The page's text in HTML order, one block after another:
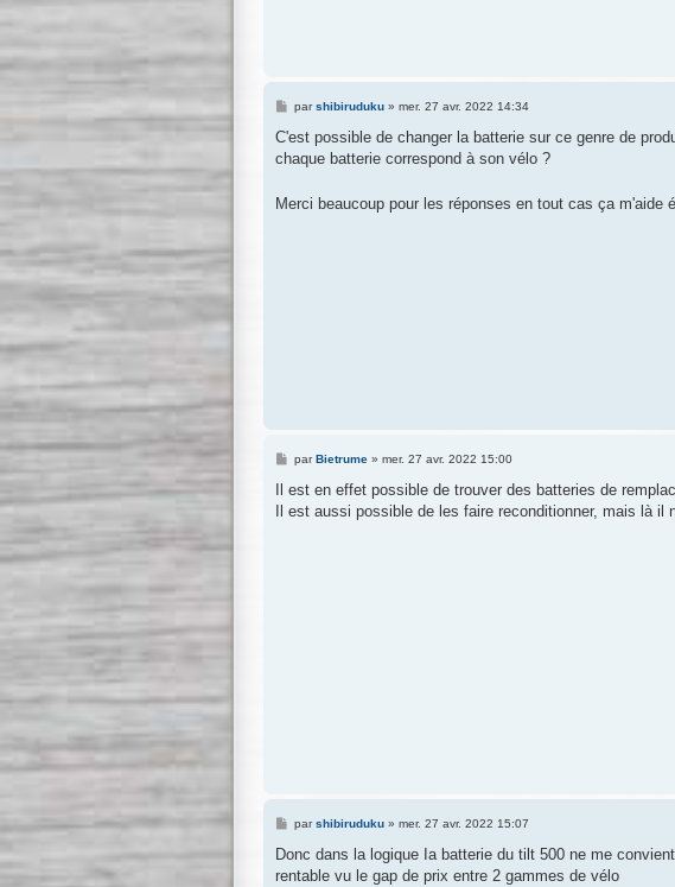
M
s
a
parshibiruduku» mer. 27 avr. 2022 14:34
C'est possible de changer la batterie sur ce genre de
chaque batterie correspond à son vélo ?
Merci beaucoup pour les réponses en tout cas ça m'aide
M
s
a
parBietrume» mer. 27 avr. 2022 15:00
Il est en effet possible de trouver des batteries de
Il est aussi possible de les faire reconditionner, mais là il
M
s
a
parshibiruduku» mer. 27 avr. 2022 15:07
Donc dans la logique Ia batterie du tilt 500 ne me
rentable vu le gap de prix entre 2 gammes de vélo